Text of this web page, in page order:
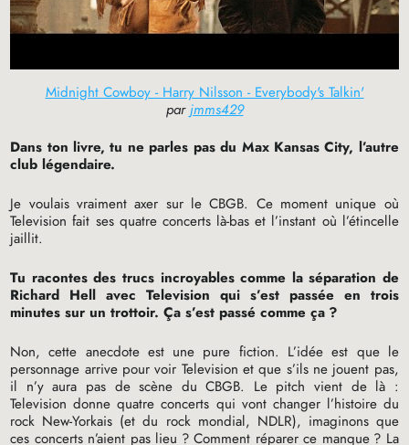
Midnight Cowboy - Harry Nilsson - Everybody's Talkin'
parjmms429
Dans ton livre, tu ne parles pas du Max Kansas City, l’autre
club légendaire.
Je voulais vraiment axer sur leCBGB. Ce moment unique où
Television fait ses quatre concerts là-bas et l’instant où l’étincelle
jaillit.
Tu racontes des trucs incroyables comme la séparation de
Richard Hell avec Television qui s’est passée en trois
minutes sur un trottoir. Ça s’est passé comme ça ?
Non, cette anecdote est une pure fiction. L’idée est que le
personnage arrive pour voir Television et que s’ils ne jouent pas,
il n’y aura pas de scène duCBGB. Le pitch vient de là :
Television donne quatre concerts qui vont changer l’histoire du
rock New-Yorkais (et du rock mondial, NDLR), imaginons que
ces concerts n’aient pas lieu ? Comment réparer ce manque ? La